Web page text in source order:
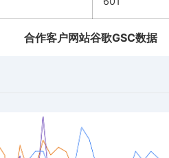
合作客户网站谷歌GSC数据